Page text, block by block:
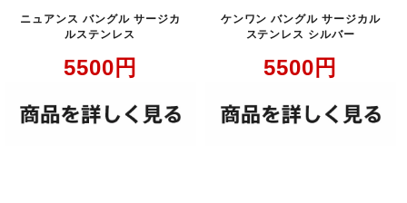
ニュアンス バングル サージカ
ルステンレス
5500 円
ケンワン バングル サージカル
ステンレス シルバー
5500 円